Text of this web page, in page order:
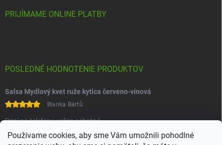
Používame cookies, aby sme Vám umožnili pohodlné
PRIJÍMAME ONLINE PLATBY
POSLEDNÉ HODNOTENIE PRODUKTOV
Salsa Mydlový kvet ruže kytica červeno-vínová
Blanka Bártů
Paní na telefonu velice ochotná